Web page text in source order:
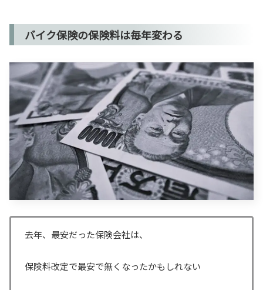
バイク保険の保険料は毎年変わる
去年、最安だった保険会社は、
保険料改定で最安で無くなったかもしれない